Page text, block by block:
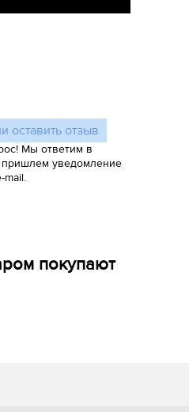
оставить отзыв
Мы ответим в
уведомление
mail.
покупают